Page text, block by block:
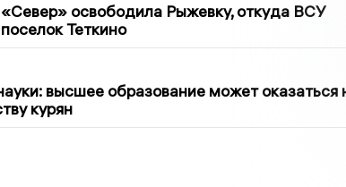
«Север» освободила Рыжевку, откуда ВСУ
Теткино
высшее образование может оказаться
курян